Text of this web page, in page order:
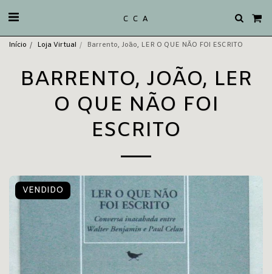
C C A
Início Loja Virtual Barrento, João, LER O QUE NÃO FOI ESCRITO
BARRENTO, JOÃO, LER
O QUE NÃO FOI
ESCRITO
VENDIDO